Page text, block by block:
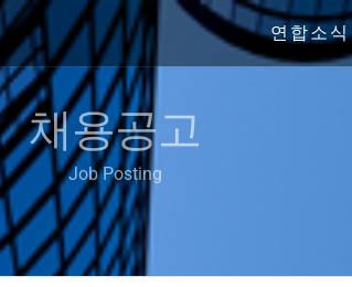
연합소식
채용공고
Job Posting